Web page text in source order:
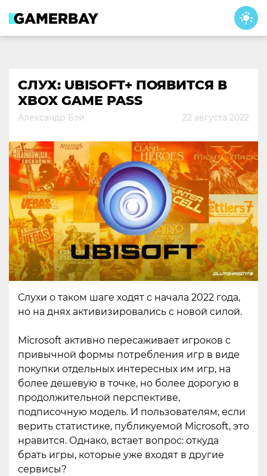
content
СЛУХ: UBISOFT+ ПОЯВИТСЯ В
XBOX GAME PASS
Александр Бэй 22 августа 2022
Слухи о таком шаге ходят с начала 2022 года,
но на днях активизировались с новой силой.
Microsoft активно пересаживает игроков с
привычной формы потребления игр в виде
покупки отдельных интересных им игр, на
более дешевую в точке, но более дорогую в
продолжительной перспективе,
подписочную модель. И пользователям, если
верить статистике, публикуемой Microsoft, это
нравится. Однако, встает вопрос: откуда
брать игры, которые уже входят в другие
сервисы?